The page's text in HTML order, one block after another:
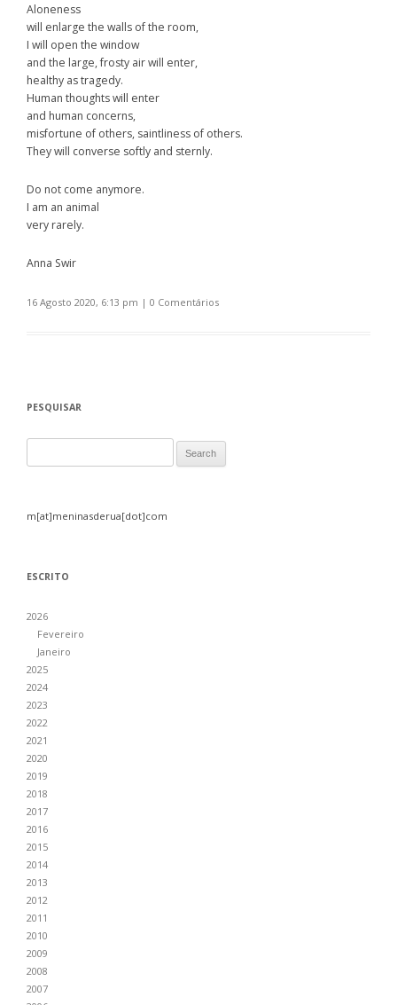
Aloneness
will enlarge the walls of the room,
I will open the window
and the large, frosty air will enter,
healthy as tragedy.
Human thoughts will enter
and human concerns,
misfortune of others, saintliness of others.
They will converse softly and sternly.
Do not come anymore.
I am an animal
very rarely.
Anna Swir
16 Agosto 2020, 6:13 pm | 0 Comentários
PESQUISAR
m[at]meninasderua[dot]com
ESCRITO
2026
Fevereiro
Janeiro
2025
2024
2023
2022
2021
2020
2019
2018
2017
2016
2015
2014
2013
2012
2011
2010
2009
2008
2007